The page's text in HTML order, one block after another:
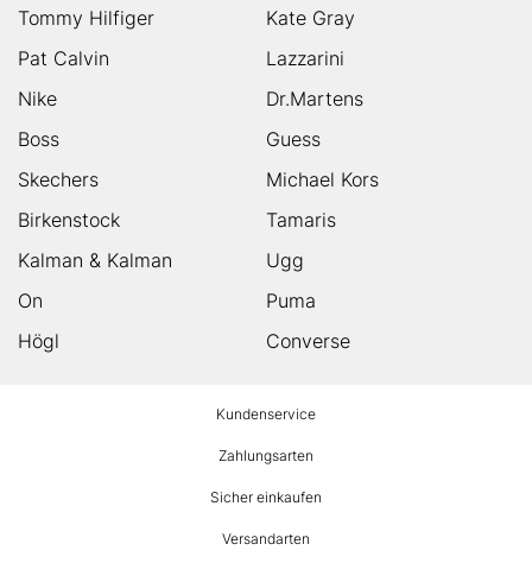
Tommy Hilfiger
Kate Gray
Pat Calvin
Lazzarini
Nike
Dr.Martens
Boss
Guess
Skechers
Michael Kors
Birkenstock
Tamaris
Kalman & Kalman
Ugg
On
Puma
Högl
Converse
Kundenservice
Zahlungsarten
Sicher einkaufen
Versandarten